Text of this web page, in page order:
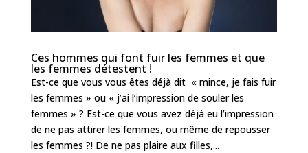
Ces hommes qui font fuir les femmes et que
les femmes détestent !
Est-ce que vous vous êtes déjà dit « mince, je fais fuir
les femmes » ou « j’ai l’impression de souler les
femmes » ? Est-ce que vous avez déjà eu l’impression
de ne pas attirer les femmes, ou même de repousser
les femmes ?! De ne pas plaire aux filles,...